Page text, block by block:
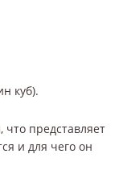
куб).
представляет
и для чего он